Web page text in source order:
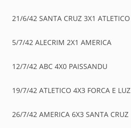
21/6/42 SANTA CRUZ 3X1 ATLETICO
5/7/42 ALECRIM 2X1 AMERICA
12/7/42 ABC 4X0 PAISSANDU
19/7/42 ATLETICO 4X3 FORCA E LUZ
26/7/42 AMERICA 6X3 SANTA CRUZ